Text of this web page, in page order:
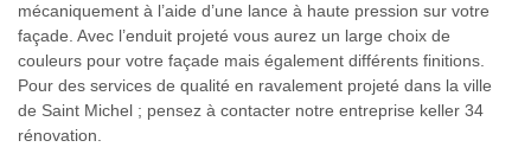
mécaniquement à l’aide d’une lance à haute pression sur votre
façade. Avec l’enduit projeté vous aurez un large choix de
couleurs pour votre façade mais également différents finitions.
Pour des services de qualité en ravalement projeté dans la ville
de Saint Michel ; pensez à contacter notre entreprise keller 34
rénovation.